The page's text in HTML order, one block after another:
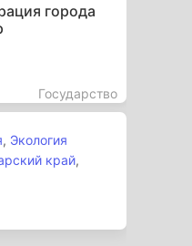
города
Государство
, Экология
край,